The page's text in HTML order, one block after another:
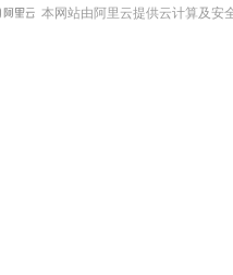
本网站由阿里云提供云计算及安